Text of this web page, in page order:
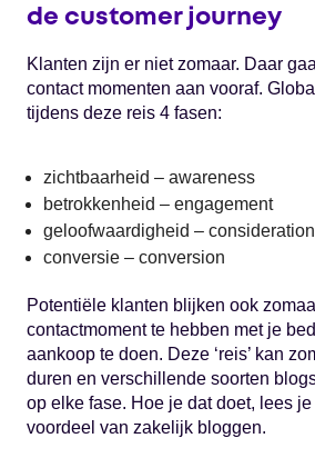
de customer journey
Klanten zijn er niet zomaar. Daar
contact momenten aan vooraf.
tijdens deze reis 4 fasen:
zichtbaarheid – awareness
betrokkenheid – engagement
geloofwaardigheid – consideration
conversie – conversion
Potentiële klanten blijken ook
contactmoment te hebben met je
aankoop te doen. Deze ‘reis’ kan
duren en verschillende soorten
op elke fase. Hoe je dat doet, lees
voordeel van zakelijk bloggen.